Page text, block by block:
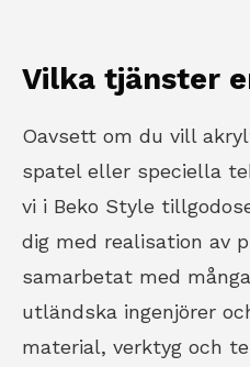
Vilka tjänster
Oavsett om du vill
spatel eller speciella
vi i Beko Style
dig med realisation av
samarbetat med
utländska ingenjörer
material, verktyg och